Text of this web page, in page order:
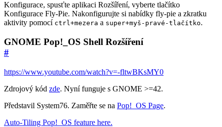
Konfigurace, spusťte aplikaci Rozšíření, vyberte tlačítko
Konfigurace Fly-Pie. Nakonfigurujte si nabídky fly-pie a zkratku
aktivity pomocí ctrl+mezera a super+myš-pravé-tlačítko.
GNOME Pop!_OS Shell Rozšíření
#
https://www.youtube.com/watch?v=-fltwBKsMY0
Zdrojový kód zde. Nyní funguje s GNOME >=42.
Představil System76. Zaměřte se na Pop!_OS Page.
Auto-Tiling Pop!_OS feature here.